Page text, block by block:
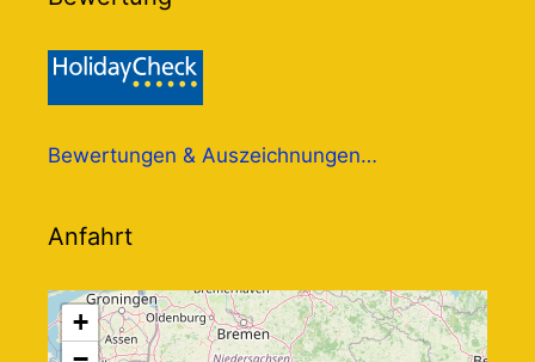
Bewertungen & Auszeichnungen…
Anfahrt
+